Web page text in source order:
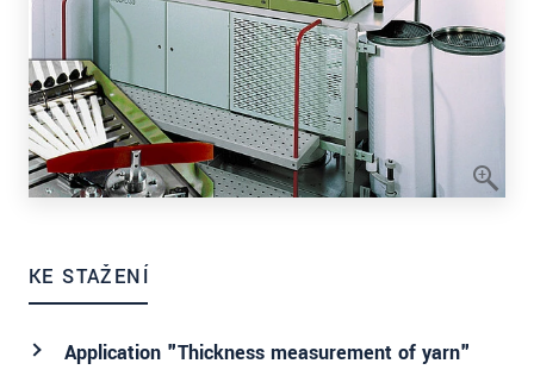
KE STAŽENÍ
Application "Thickness measurement of yarn"